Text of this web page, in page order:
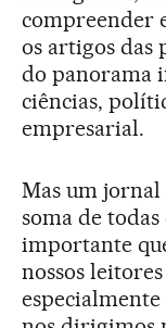
compreender
os artigos das
do panorama
ciências,
empresarial.
Mas um jornal
soma de todas
importante
nossos
especialmente